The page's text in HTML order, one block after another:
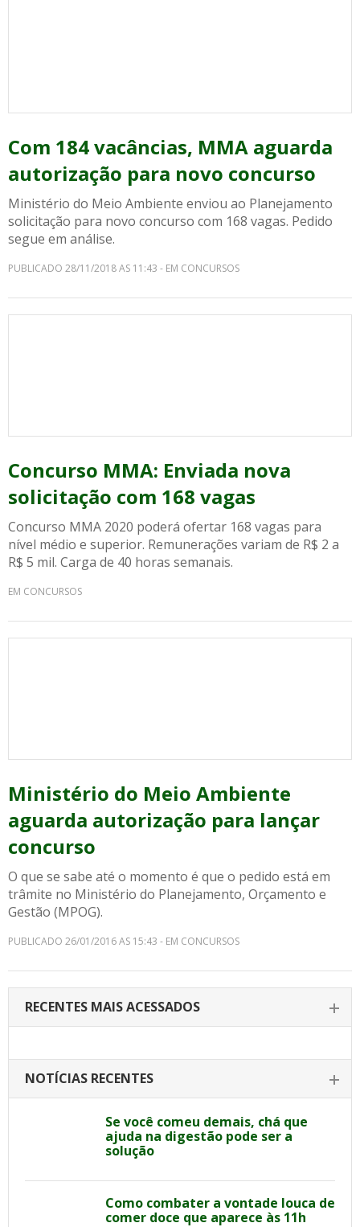
Com 184 vacâncias, MMA aguarda
autorização para novo concurso
Ministério do Meio Ambiente enviou ao Planejamento
solicitação para novo concurso com 168 vagas. Pedido
segue em análise.
PUBLICADO 28/11/2018 AS 11:43 - EM CONCURSOS
Concurso MMA: Enviada nova
solicitação com 168 vagas
Concurso MMA 2020 poderá ofertar 168 vagas para
nível médio e superior. Remunerações variam de R$ 2 a
R$ 5 mil. Carga de 40 horas semanais.
EM CONCURSOS
Ministério do Meio Ambiente
aguarda autorização para lançar
concurso
O que se sabe até o momento é que o pedido está em
trâmite no Ministério do Planejamento, Orçamento e
Gestão (MPOG).
PUBLICADO 26/01/2016 AS 15:43 - EM CONCURSOS
RECENTES MAIS ACESSADOS
NOTÍCIAS RECENTES
Se você comeu demais, chá que
ajuda na digestão pode ser a
solução
Como combater a vontade louca de
comer doce que aparece às 11h